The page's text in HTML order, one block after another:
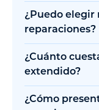
¿Puedo elegir
reparaciones?
¿Cuánto
extendido?
¿Cómo